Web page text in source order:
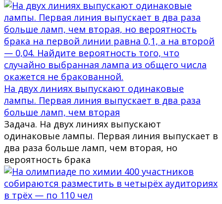
На двух линиях выпускают одинаковые
лампы. Первая линия выпускает в два раза
больше ламп, чем вторая
Задача. На двух линиях выпускают
одинаковые лампы. Первая линия выпускает в
два раза больше ламп, чем вторая, но
вероятность брака